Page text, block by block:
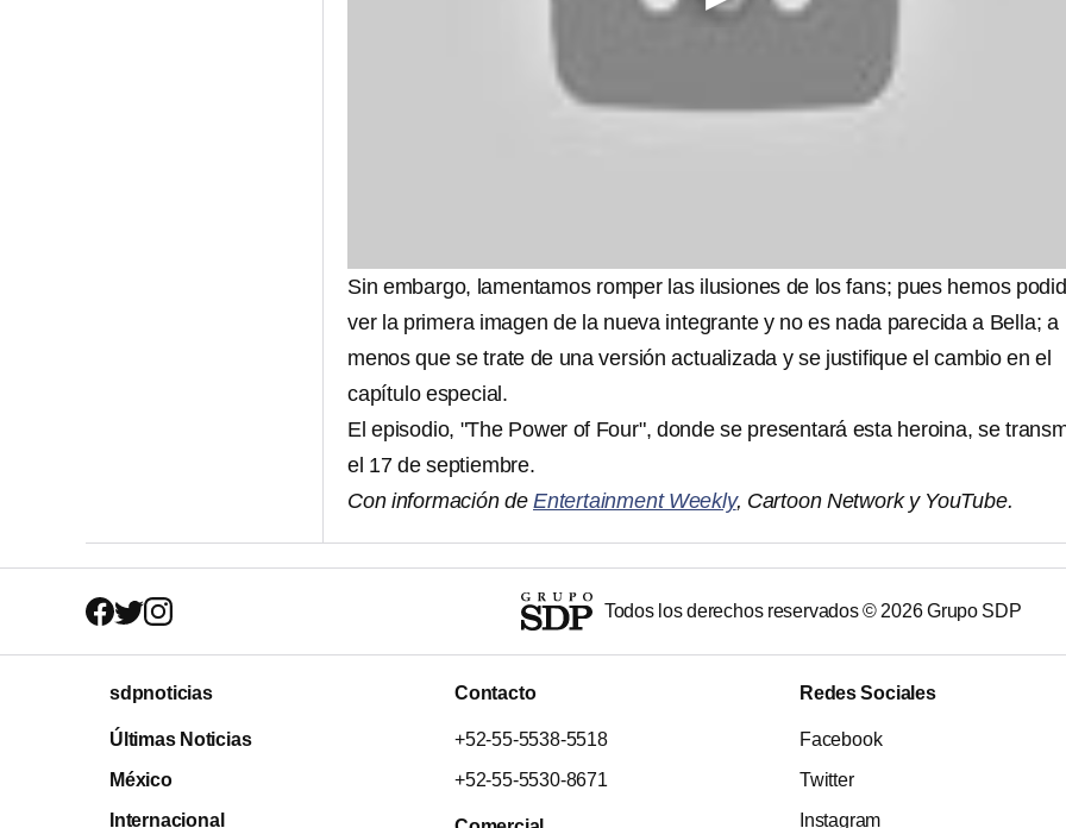
Sin embargo, lamentamos romper las ilusiones de los fans; pues hemos
ver la primera imagen de la nueva integrante y no es nada parecida a Bella; a
menos que se trate de una versión actualizada y se justifique el cambio en el
capítulo especial.
El episodio, "The Power of Four", donde se presentará esta heroina, se
el 17 de septiembre.
Con información deEntertainment Weekly, Cartoon Network y YouTube.
Todos los derechos reservados © 2026Grupo SDP
sdpnoticias
Últimas Noticias
México
Internacional
Contacto
+52-55-5538-5518
+52-55-5530-8671
Redes Sociales
Facebook
Twitter
Instagram